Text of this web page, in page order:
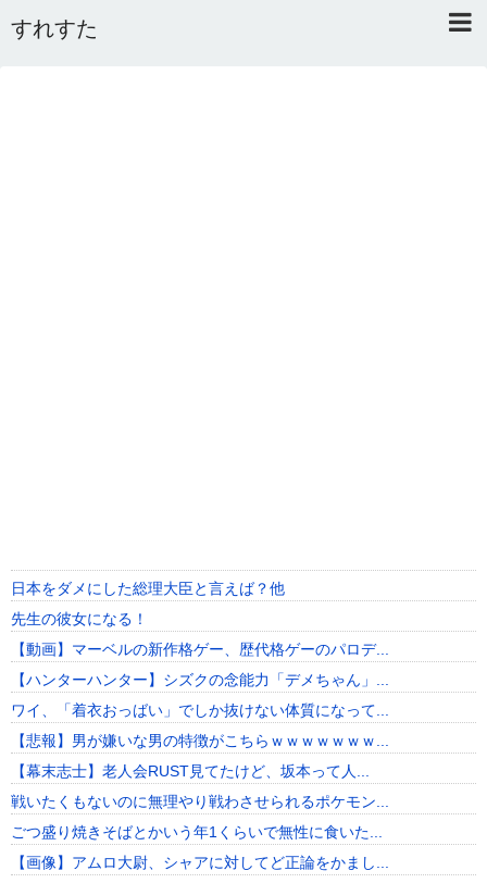
すれすた
日本をダメにした総理大臣と言えば？他
先生の彼女になる！
【動画】マーベルの新作格ゲー、歴代格ゲーのパロデ...
【ハンターハンター】シズクの念能力「デメちゃん」...
ワイ、「着衣おっばい」でしか抜けない体質になって...
【悲報】男が嫌いな男の特徴がこちらｗｗｗｗｗｗｗ...
【幕末志士】老人会RUST見てたけど、坂本って人...
戦いたくもないのに無理やり戦わさせられるポケモン...
ごつ盛り焼きそばとかいう年1くらいで無性に食いた...
【画像】アムロ大尉、シャアに対してど正論をかまし...